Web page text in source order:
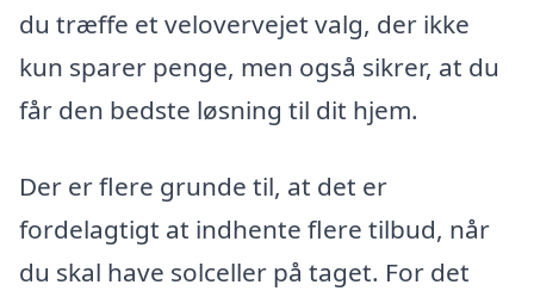
du træffe et velovervejet valg, der ikke
kun sparer penge, men også sikrer, at du
får den bedste løsning til dit hjem.
Der er flere grunde til, at det er
fordelagtigt at indhente flere tilbud, når
du skal have solceller på taget. For det